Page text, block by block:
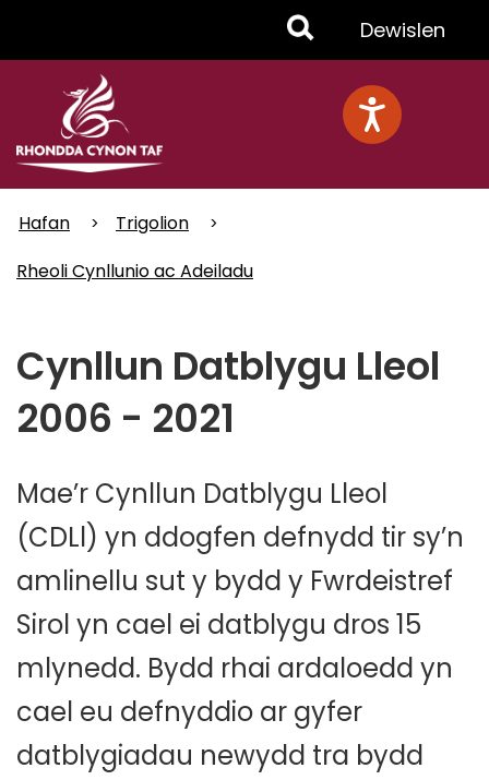
Toggle
Menu
Dewislen
Hafan
Trigolion
Rheoli Cynllunio ac Adeiladu
Cynllun Datblygu Lleol
2006 - 2021
Mae’r Cynllun Datblygu Lleol
(CDLl) yn ddogfen defnydd tir sy’n
amlinellu sut y bydd y Fwrdeistref
Sirol yn cael ei datblygu dros 15
mlynedd. Bydd rhai ardaloedd yn
cael eu defnyddio ar gyfer
datblygiadau newydd tra bydd